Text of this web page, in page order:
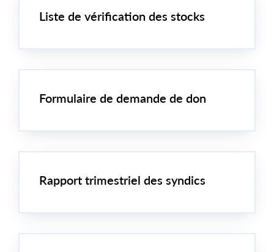
Liste de vérification des stocks
Formulaire de demande de don
Rapport trimestriel des syndics